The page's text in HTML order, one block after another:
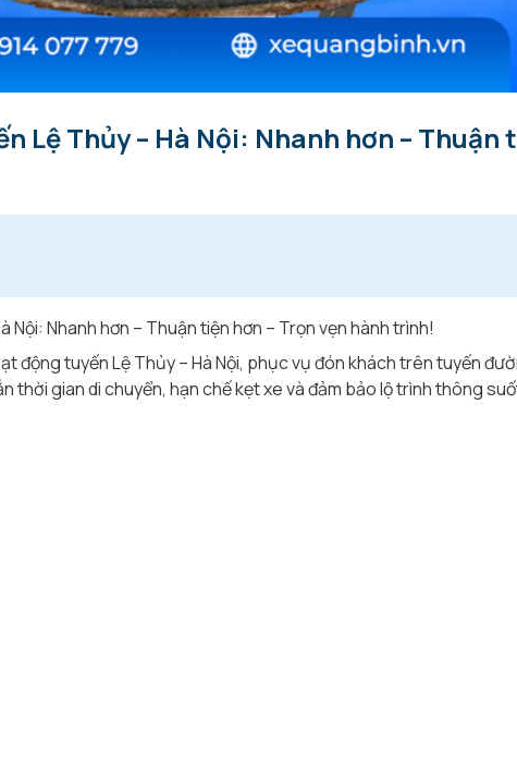
Lệ Thủy – Hà Nội: Nhanh hơn – Thuận
Nội: Nhanh hơn – Thuận tiện hơn – Trọn vẹn hành trình!
động tuyến Lệ Thủy – Hà Nội, phục vụ đón khách trên tuyến
thời gian di chuyển, hạn chế kẹt xe và đảm bảo lộ trình thông